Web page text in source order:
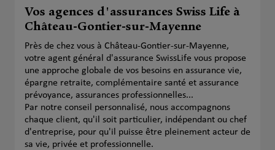
Vos agences d'assurances Swiss Life à
Château-Gontier-sur-Mayenne
Près de chez vous à Château-Gontier-sur-Mayenne,
votre agent général d'assurance SwissLife vous propose
une approche globale de vos besoins en assurance vie,
épargne retraite, complémentaire santé et assurance
prévoyance, assurances professionnelles...
Par notre conseil personnalisé, nous accompagnons
chaque client, qu'il soit particulier, indépendant ou chef
d'entreprise, pour qu'il puisse être pleinement acteur de
sa vie, privée et professionnelle.